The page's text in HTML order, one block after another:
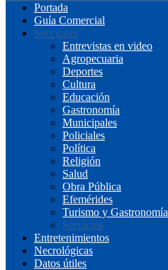
Portada
Guía Comercial
Secciones
Entrevistas en video
Agropecuaria
Deportes
Cultura
Educación
Gastronomía
Municipales
Policiales
Política
Religión
Salud
Obra Pública
Efemérides
Turismo y Gastronomía
Servicios
Entretenimientos
Necrológicas
Datos útiles